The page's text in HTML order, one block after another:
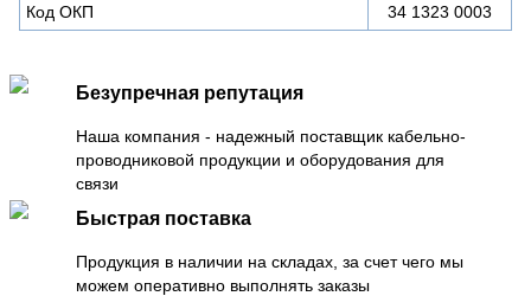
Код ОКП
34 1323 0003
Безупречная репутация
Наша компания - надежный поставщик кабельно-
проводниковой продукции и оборудования для
связи
Быстрая поставка
Продукция в наличии на складах, за счет чего мы
можем оперативно выполнять заказы